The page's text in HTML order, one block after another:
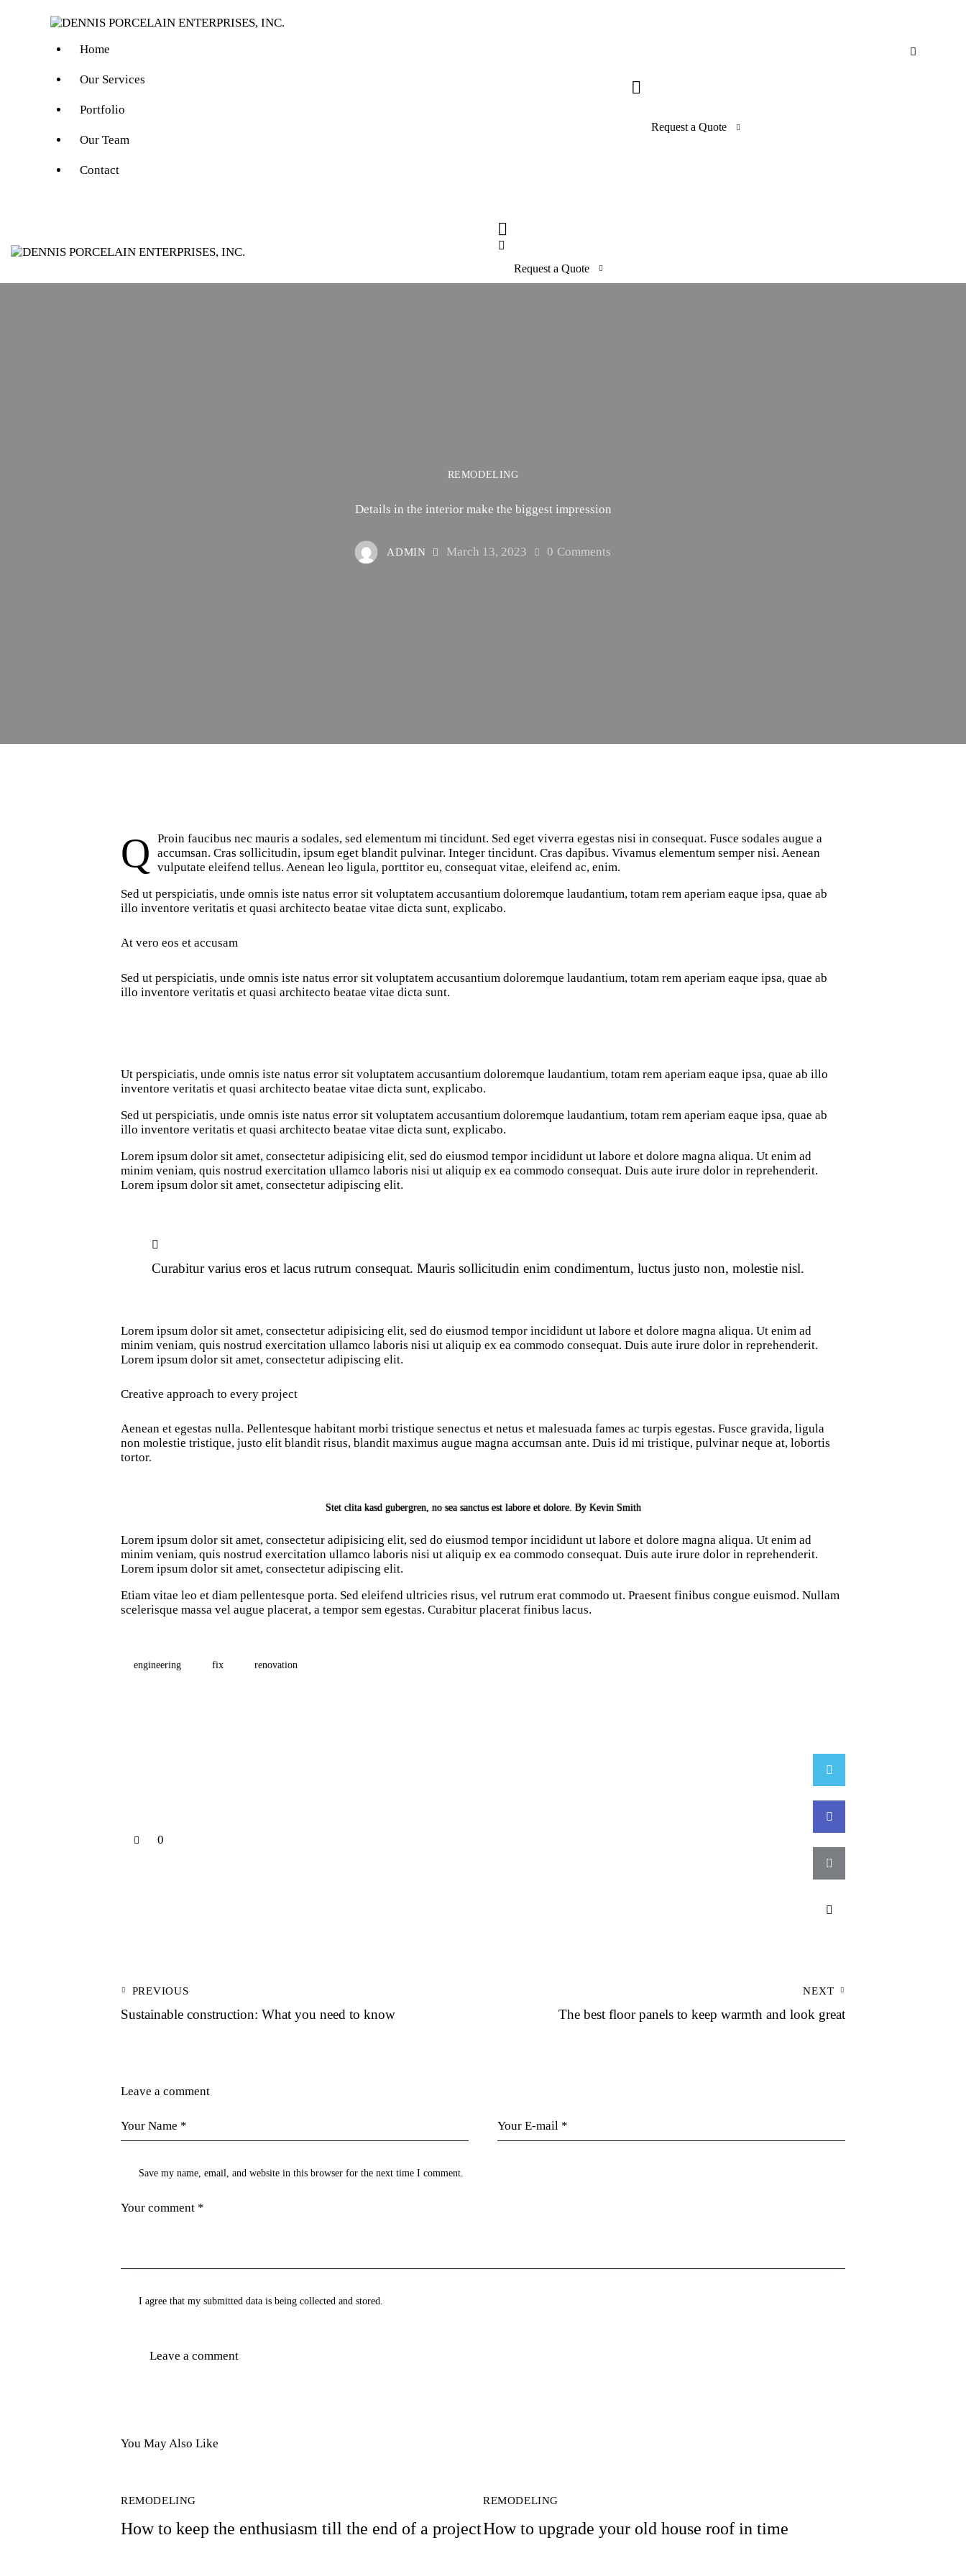
Home
Our Services
Portfolio
Our Team
Contact
Request a Quote
Request a Quote
REMODELING
Details in the interior make the biggest impression
ADMIN March 13, 2023 0 Comments
Q
Proin faucibus nec mauris a sodales, sed elementum mi tincidunt. Sed eget viverra egestas nisi in consequat. Fusce sodales augue a
accumsan. Cras sollicitudin, ipsum eget blandit pulvinar. Integer tincidunt. Cras dapibus. Vivamus elementum semper nisi. Aenean
vulputate eleifend tellus. Aenean leo ligula, porttitor eu, consequat vitae, eleifend ac, enim.
Sed ut perspiciatis, unde omnis iste natus error sit voluptatem accusantium doloremque laudantium, totam rem aperiam eaque ipsa, quae ab
illo inventore veritatis et quasi architecto beatae vitae dicta sunt, explicabo.
At vero eos et accusam
Sed ut perspiciatis, unde omnis iste natus error sit voluptatem accusantium doloremque laudantium, totam rem aperiam eaque ipsa, quae ab
illo inventore veritatis et quasi architecto beatae vitae dicta sunt.
Ut perspiciatis, unde omnis iste natus error sit voluptatem accusantium doloremque laudantium, totam rem aperiam eaque ipsa, quae ab illo
inventore veritatis et quasi architecto beatae vitae dicta sunt, explicabo.
Sed ut perspiciatis, unde omnis iste natus error sit voluptatem accusantium doloremque laudantium, totam rem aperiam eaque ipsa, quae ab
illo inventore veritatis et quasi architecto beatae vitae dicta sunt, explicabo.
Lorem ipsum dolor sit amet, consectetur adipisicing elit, sed do eiusmod tempor incididunt ut labore et dolore magna aliqua. Ut enim ad
minim veniam, quis nostrud exercitation ullamco laboris nisi ut aliquip ex ea commodo consequat. Duis aute irure dolor in reprehenderit.
Lorem ipsum dolor sit amet, consectetur adipiscing elit.
Curabitur varius eros et lacus rutrum consequat. Mauris sollicitudin enim condimentum, luctus justo non, molestie nisl.
Lorem ipsum dolor sit amet, consectetur adipisicing elit, sed do eiusmod tempor incididunt ut labore et dolore magna aliqua. Ut enim ad
minim veniam, quis nostrud exercitation ullamco laboris nisi ut aliquip ex ea commodo consequat. Duis aute irure dolor in reprehenderit.
Lorem ipsum dolor sit amet, consectetur adipiscing elit.
Creative approach to every project
Aenean et egestas nulla. Pellentesque habitant morbi tristique senectus et netus et malesuada fames ac turpis egestas. Fusce gravida, ligula
non molestie tristique, justo elit blandit risus, blandit maximus augue magna accumsan ante. Duis id mi tristique, pulvinar neque at, lobortis
tortor.
Stet clita kasd gubergren, no sea sanctus est labore et dolore. By Kevin Smith
Lorem ipsum dolor sit amet, consectetur adipisicing elit, sed do eiusmod tempor incididunt ut labore et dolore magna aliqua. Ut enim ad
minim veniam, quis nostrud exercitation ullamco laboris nisi ut aliquip ex ea commodo consequat. Duis aute irure dolor in reprehenderit.
Lorem ipsum dolor sit amet, consectetur adipiscing elit.
Etiam vitae leo et diam pellentesque porta. Sed eleifend ultricies risus, vel rutrum erat commodo ut. Praesent finibus congue euismod. Nullam
scelerisque massa vel augue placerat, a tempor sem egestas. Curabitur placerat finibus lacus.
engineering fix renovation
0
PREVIOUS
Sustainable construction: What you need to know
NEXT
The best floor panels to keep warmth and look great
Leave a comment
Save my name, email, and website in this browser for the next time I comment.
I agree that my submitted data is being collected and stored.
You May Also Like
REMODELING
How to keep the enthusiasm till the end of a project
REMODELING
How to upgrade your old house roof in time